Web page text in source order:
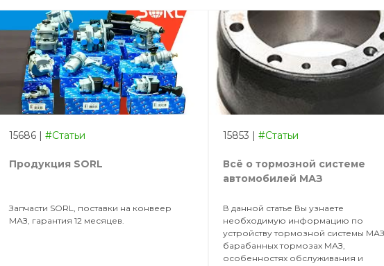
15686 | #Статьи
Продукция SORL
Запчасти SORL, поставки на конвеер
МАЗ, гарантия 12 месяцев.
15853 | #Статьи
Всё о тормозной системе
автомобилей МАЗ
В данной статье Вы узнаете
необходимую информацию по
устройству тормозной системы
барабанных тормозах МАЗ,
особенностях обслуживания и